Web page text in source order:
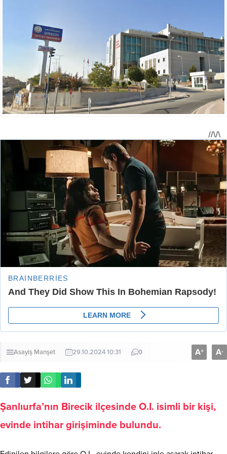
Asayiş Manşet 29.10.2024 10:31 0 A+ A-
Şanlıurfa’nın Birecik ilçesinde O.I. isimli bir kişi,
evinde intihar girişiminde bulundu.